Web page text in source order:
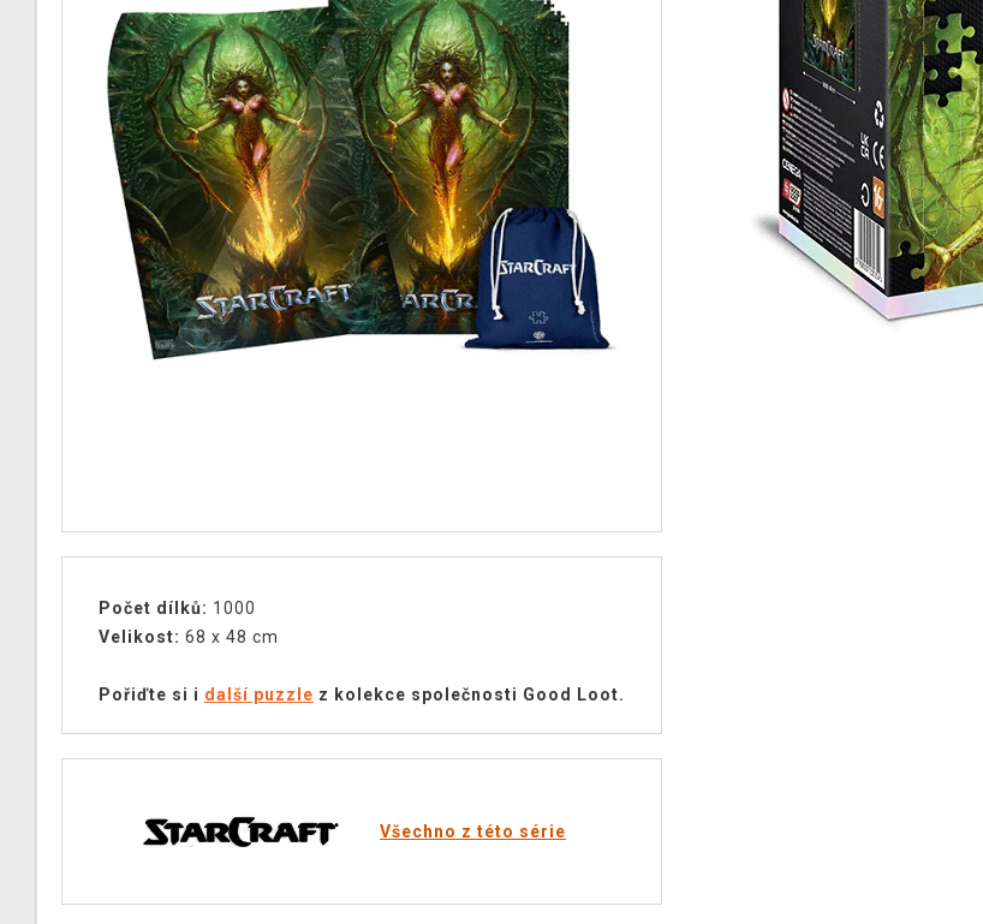
Počet dílků: 1000
Velikost: 68 x 48 cm
Pořiďte si i další puzzle z kolekce společnosti Good Loot.
Všechno z této série